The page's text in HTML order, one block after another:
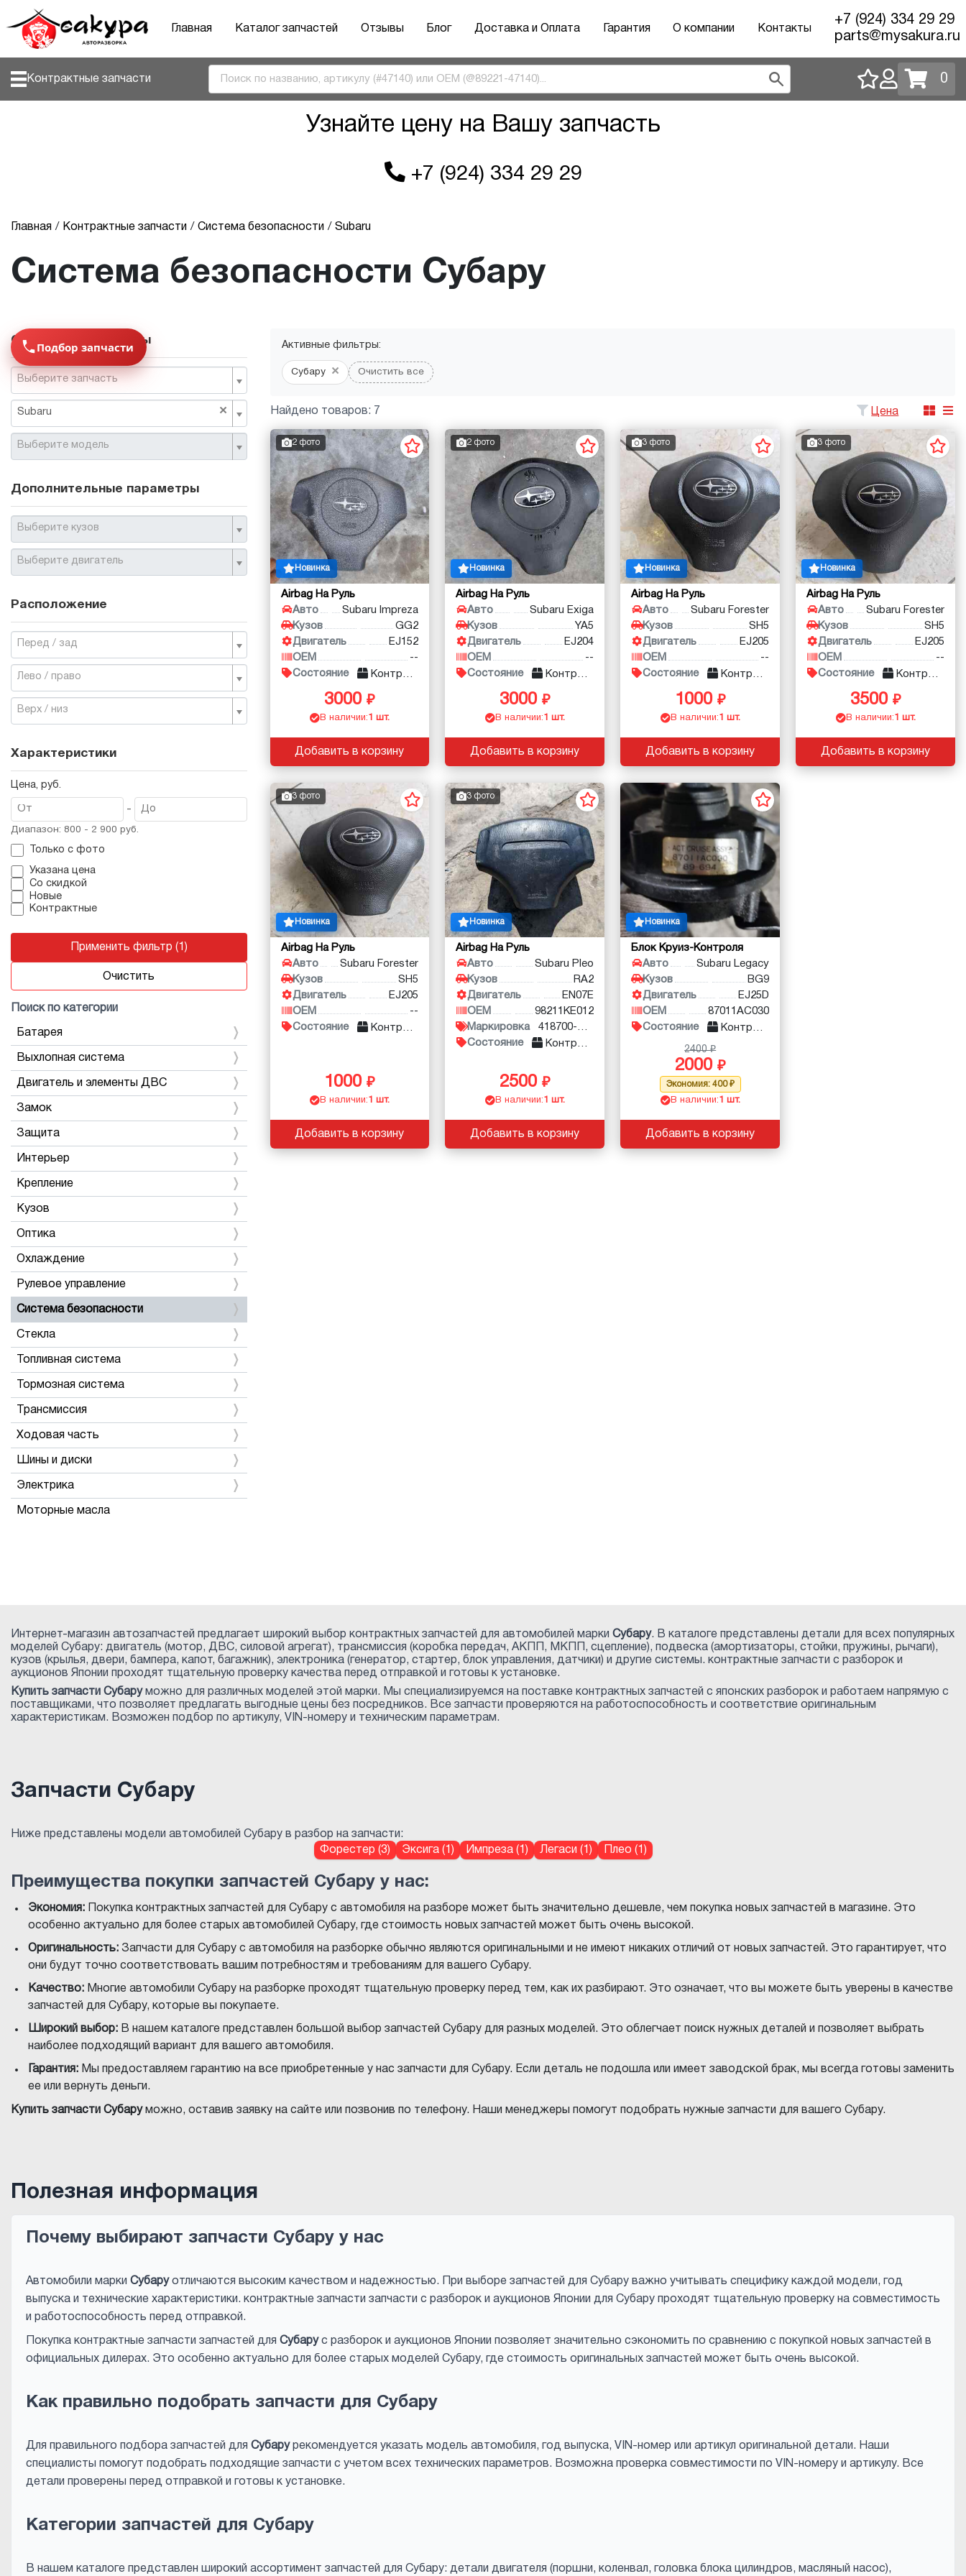
Главная Каталог запчастей Отзывы Блог Доставка и Оплата Гарантия О компании Контакты
+7 (924) 334 29 29
parts@mysakura.ru
Контрактные запчасти 0
Узнайте цену на Вашу запчасть
+7 (924) 334 29 29
Главная Контрактные запчасти Система безопасности Subaru
Система безопасности Субару
Основные параметры
Выберите запчасть
×
Subaru
Выберите модель
Дополнительные параметры
Выберите кузов
Выберите двигатель
Расположение
Перед / зад
Лево / право
Верх / низ
Характеристики
Цена, руб.
-
Диапазон: 800 - 2 900 руб.
Только с фото
Указана цена
Со скидкой
Новые
Контрактные
Применить фильтр (1)
Очистить
Поиск по категории
Батарея
Выхлопная система
Двигатель и элементы ДВС
Замок
Защита
Интерьер
Крепление
Кузов
Оптика
Охлаждение
Рулевое управление
Система безопасности
Стекла
Топливная система
Тормозная система
Трансмиссия
Ходовая часть
Шины и диски
Электрика
Моторные масла
Активные фильтры:
Субару × Очистить все
Найдено товаров: 7 Цена
2 фото
Новинка
Airbag На Руль
Авто
Subaru Impreza
Кузов
GG2
Двигатель
EJ152
OEM
--
Состояние
Контракт
3000
В наличии: 1 шт.
Добавить в корзину
2 фото
Новинка
Airbag На Руль
Авто
Subaru Exiga
Кузов
YA5
Двигатель
EJ204
OEM
--
Состояние
Контракт
3000
В наличии: 1 шт.
Добавить в корзину
3 фото
Новинка
Airbag На Руль
Авто
Subaru Forester
Кузов
SH5
Двигатель
EJ205
OEM
--
Состояние
Контракт
1000
В наличии: 1 шт.
Добавить в корзину
3 фото
Новинка
Airbag На Руль
Авто
Subaru Forester
Кузов
SH5
Двигатель
EJ205
OEM
--
Состояние
Контракт
3500
В наличии: 1 шт.
Добавить в корзину
3 фото
Новинка
Airbag На Руль
Авто
Subaru Forester
Кузов
SH5
Двигатель
EJ205
OEM
--
Состояние
Контракт
1000
В наличии:1 шт.
Добавить в корзину
3 фото
Новинка
Airbag На Руль
Авто
Subaru Pleo
Кузов
RA2
Двигатель
EN07E
OEM
98211KE012
Маркировка
418700-0150
Состояние
Контракт
2500
В наличии:1 шт.
Добавить в корзину
Новинка
Блок Круиз-Контроля
Авто
Subaru Legacy
Кузов
BG9
Двигатель
EJ25D
OEM
87011AC030
Состояние
Контракт
2400
2000
Экономия: 400
В наличии:1 шт.
Добавить в корзину
Подбор запчасти
Интернет-магазин автозапчастей предлагает широкий выбор контрактных запчастей для автомобилей марки Субару. В каталоге представлены детали для всех популярных
моделей Субару: двигатель (мотор, ДВС, силовой агрегат), трансмиссия (коробка передач, АКПП, МКПП, сцепление), подвеска (амортизаторы, стойки, пружины, рычаги),
кузов (крылья, двери, бампера, капот, багажник), электроника (генератор, стартер, блок управления, датчики) и другие системы. контрактные запчасти с разборок и
аукционов Японии проходят тщательную проверку качества перед отправкой и готовы к установке.
Купить запчасти Субаруможно для различных моделей этой марки. Мы специализируемся на поставке контрактных запчастей с японских разборок и работаем напрямую с
поставщиками, что позволяет предлагать выгодные цены без посредников. Все запчасти проверяются на работоспособность и соответствие оригинальным
характеристикам. Возможен подбор по артикулу, VIN-номеру и техническим параметрам.
Запчасти Субару
Ниже представлены модели автомобилей Субару в разбор на запчасти:
Форестер (3)
Эксига (1) Импреза (1) Легаси (1) Плео (1)
Преимущества покупки запчастей Субару у нас:
Экономия: Покупка контрактных запчастей для Субару с автомобиля на разборе может быть значительно дешевле, чем покупка новых запчастей в магазине. Это
особенно актуально для более старых автомобилей Субару, где стоимость новых запчастей может быть очень высокой.
Оригинальность: Запчасти для Субару с автомобиля на разборке обычно являются оригинальными и не имеют никаких отличий от новых запчастей. Это гарантирует, что
они будут точно соответствовать вашим потребностям и требованиям для вашего Субару.
Качество: Многие автомобили Субару на разборке проходят тщательную проверку перед тем, как их разбирают. Это означает, что вы можете быть уверены в качестве
запчастей для Субару, которые вы покупаете.
Широкий выбор: В нашем каталоге представлен большой выбор запчастей Субару для разных моделей. Это облегчает поиск нужных деталей и позволяет выбрать
наиболее подходящий вариант для вашего автомобиля.
Гарантия: Мы предоставляем гарантию на все приобретенные у нас запчасти для Субару. Если деталь не подошла или имеет заводской брак, мы всегда готовы заменить
ее или вернуть деньги.
Купить запчасти Субаруможно, оставив заявку на сайте или позвонив по телефону. Наши менеджеры помогут подобрать нужные запчасти для вашего Субару.
Полезная информация
Почему выбирают запчасти Субару у нас
Автомобили марки Субаруотличаются высоким качеством и надежностью. При выборе запчастей для Субару важно учитывать специфику каждой модели, год
выпуска и технические характеристики. контрактные запчасти запчасти с разборок и аукционов Японии для Субару проходят тщательную проверку на совместимость
и работоспособность перед отправкой.
Покупка контрактные запчасти запчастей для Субарус разборок и аукционов Японии позволяет значительно сэкономить по сравнению с покупкой новых запчастей в
официальных дилерах. Это особенно актуально для более старых моделей Субару, где стоимость оригинальных запчастей может быть очень высокой.
Как правильно подобрать запчасти для Субару
Для правильного подбора запчастей для Субарурекомендуется указать модель автомобиля, год выпуска, VIN-номер или артикул оригинальной детали. Наши
специалисты помогут подобрать подходящие запчасти с учетом всех технических параметров. Возможна проверка совместимости по VIN-номеру и артикулу. Все
детали проверены перед отправкой и готовы к установке.
Категории запчастей для Субару
В нашем каталоге представлен широкий ассортимент запчастей для Субару: детали двигателя (поршни, коленвал, головка блока цилиндров, масляный насос),